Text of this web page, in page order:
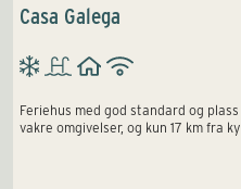
Casa Galega
Feriehus med god standard og
vakre omgivelser, og kun 17 km fra